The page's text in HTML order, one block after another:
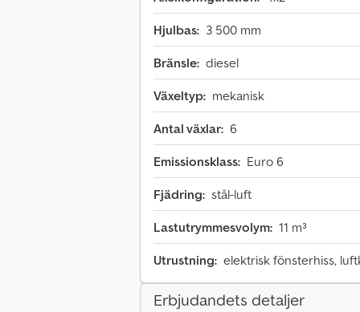
Hjulbas: 3 500 mm
Bränsle: diesel
Växeltyp: mekanisk
Antal växlar: 6
Emissionsklass: Euro 6
Fjädring: stål-luft
Lastutrymmesvolym: 11 m³
Utrustning: elektrisk fönsterhiss,
Erbjudandets detaljer